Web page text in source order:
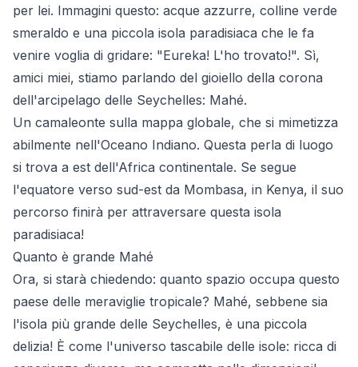
per lei. Immagini questo: acque azzurre, colline verde
smeraldo e una piccola isola paradisiaca che le fa
venire voglia di gridare: "Eureka! L'ho trovato!". Sì,
amici miei, stiamo parlando del gioiello della corona
dell'arcipelago delle Seychelles: Mahé.
Un camaleonte sulla mappa globale, che si mimetizza
abilmente nell'Oceano Indiano. Questa perla di luogo
si trova a est dell'Africa continentale. Se segue
l'equatore verso sud-est da Mombasa, in Kenya, il suo
percorso finirà per attraversare questa isola
paradisiaca!
Quanto è grande Mahé
Ora, si starà chiedendo: quanto spazio occupa questo
paese delle meraviglie tropicale? Mahé, sebbene sia
l'isola più grande delle Seychelles, è una piccola
delizia! È come l'universo tascabile delle isole: ricca di